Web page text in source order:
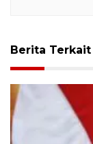
Berita Terkait